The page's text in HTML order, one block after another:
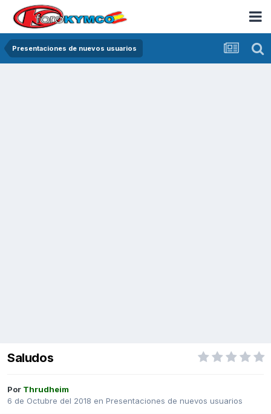
Presentaciones de nuevos usuarios
Saludos
Por Thrudheim
6 de Octubre del 2018 en Presentaciones de nuevos usuarios